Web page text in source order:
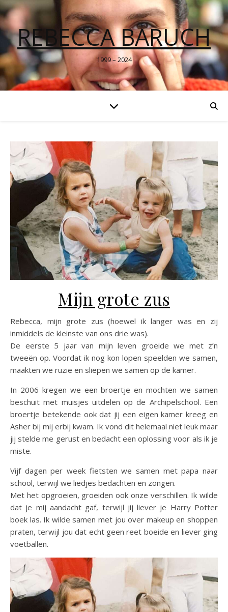
REBECCA BARUCH
1999 – 2024
Mijn grote zus
Rebecca, mijn grote zus (hoewel ik langer was en zij
inmiddels de kleinste van ons drie was).
De eerste 5 jaar van mijn leven groeide we met z’n
tweeën op. Voordat ik nog kon lopen speelden we samen,
maakten we ruzie en sliepen we samen op de kamer.
In 2006 kregen we een broertje en mochten we samen
beschuit met muisjes uitdelen op de Archipelschool. Een
broertje betekende ook dat jij een eigen kamer kreeg en
Asher bij mij erbij kwam. Ik vond dit helemaal niet leuk maar
jij stelde me gerust en bedacht een oplossing voor als ik je
miste.
Vijf dagen per week fietsten we samen met papa naar
school, terwijl we liedjes bedachten en zongen.
Met het opgroeien, groeiden ook onze verschillen. Ik wilde
dat je mij aandacht gaf, terwijl jij liever je Harry Potter
boek las. Ik wilde samen met jou over makeup en shoppen
praten, terwijl jou dat echt geen reet boeide en liever ging
voetballen.